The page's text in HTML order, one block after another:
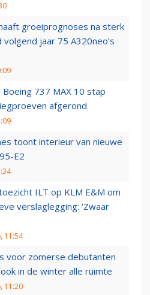
groeiprognoses na sterk
volgend jaar 75 A320neo’s
737 MAX 10 stap
afgerond
toont interieur van nieuwe
E2
ILT op KLM E&M om
verslaglegging: ‘Zwaar
11:54
voor zomerse debutanten
in de winter alle ruimte
11:20